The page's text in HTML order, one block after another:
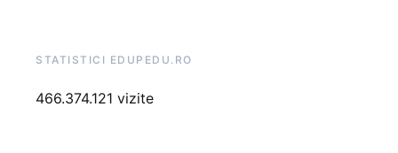
STATISTICI EDUPEDU.RO
466.374.121 vizite